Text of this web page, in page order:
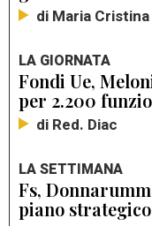
di Maria
LA GIORNATA
Fondi Ue,
per 2.200
di Red. Diac
LA SETTIMANA
Fs,
piano strategico